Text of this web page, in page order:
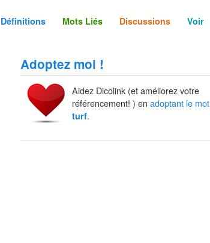
Définitions Mots Liés Discussions Voir
Adoptez moi !
Aidez Dicolink (et améliorez votre
référencement! ) en adoptant le mot
turf.